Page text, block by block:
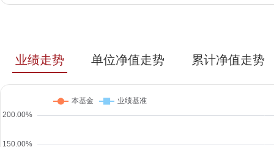
业绩走势 单位净值走势 累计净值走势